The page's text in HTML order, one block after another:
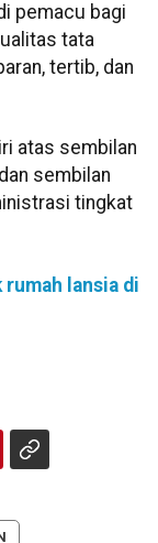
pemacu bagi
tata
tertib, dan
atas sembilan
sembilan
tingkat
lansia di